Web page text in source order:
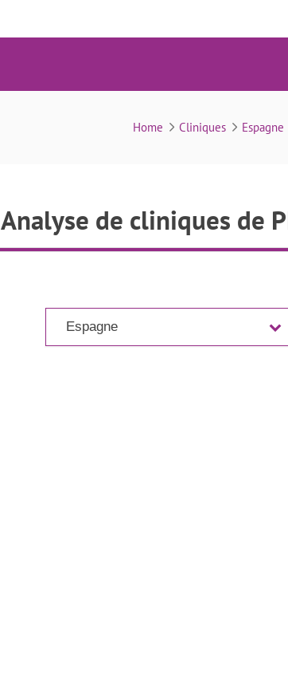
Liste des cliniques
Home Cliniques Espagne
Analyse de cliniques de